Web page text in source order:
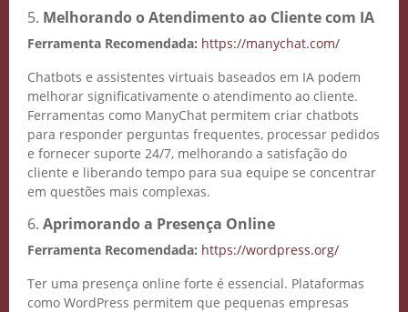
5. Melhorando o Atendimento ao Cliente com IA
Ferramenta Recomendada: https://manychat.com/
Chatbots e assistentes virtuais baseados em IA podem
melhorar significativamente o atendimento ao cliente.
Ferramentas como ManyChat permitem criar chatbots
para responder perguntas frequentes, processar pedidos
e fornecer suporte 24/7, melhorando a satisfação do
cliente e liberando tempo para sua equipe se concentrar
em questões mais complexas.
6. Aprimorando a Presença Online
Ferramenta Recomendada: https://wordpress.org/
Ter uma presença online forte é essencial. Plataformas
como WordPress permitem que pequenas empresas